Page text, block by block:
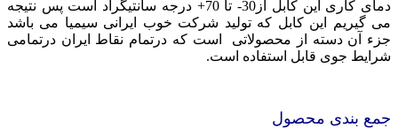
دمای کاری این کابل از30- تا 70+ درجه سانتیگراد است پس نتیجه
می گیریم این کابل که تولید شرکت خوب ایرانی سیمیا می باشد
جزء آن دسته از محصولاتی است که درتمام نقاط ایران درتمامی
شرایط جوی قابل استفاده است.
جمع بندی محصول